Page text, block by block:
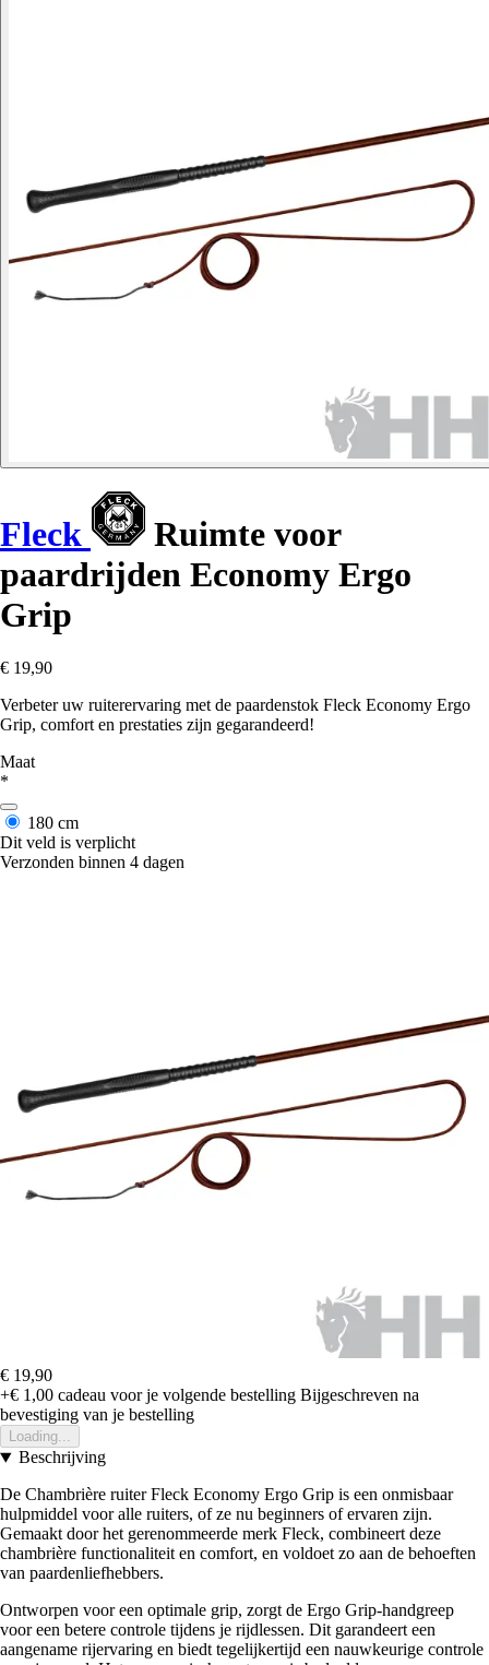
Fleck
Ruimte voor
paardrijden Economy Ergo
Grip
€ 19,90
Verbeter uw ruiterervaring met de paardenstok Fleck Economy Ergo
Grip, comfort en prestaties zijn gegarandeerd!
Maat
*
180 cm
Dit veld is verplicht
Verzonden binnen 4 dagen
€ 19,90
+€ 1,00 cadeau voor je volgende bestelling Bijgeschreven na
bevestiging van je bestelling
Loading...
Beschrijving
De Chambrière ruiter Fleck Economy Ergo Grip is een onmisbaar
hulpmiddel voor alle ruiters, of ze nu beginners of ervaren zijn.
Gemaakt door het gerenommeerde merk Fleck, combineert deze
chambrière functionaliteit en comfort, en voldoet zo aan de behoeften
van paardenliefhebbers.
Ontworpen voor een optimale grip, zorgt de Ergo Grip-handgreep
voor een betere controle tijdens je rijdlessen. Dit garandeert een
aangename rijervaring en biedt tegelijkertijd een nauwkeurige controle